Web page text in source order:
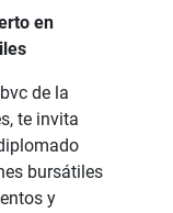
en
de la
te invita
bursátiles
y